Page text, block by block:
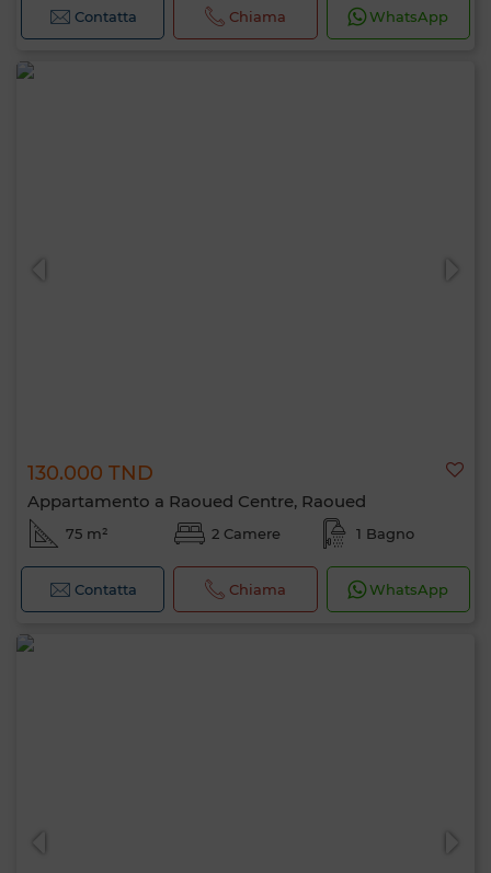
Contatta Chiama WhatsApp
130.000 TND
Appartamento a Raoued Centre, Raoued
75 m² 2 Camere 1 Bagno
Contatta Chiama WhatsApp